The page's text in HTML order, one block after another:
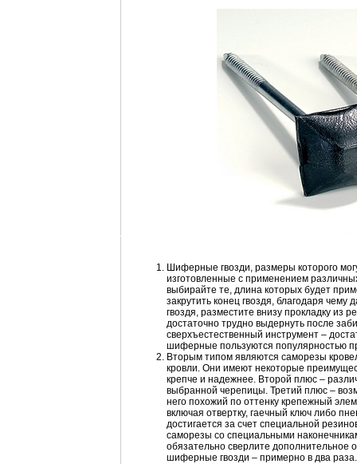
Шиферные гвозди, размеры которого
изготовленные с применением
выбирайте те, длина которых будет
закрутить конец гвоздя, благодаря
гвоздя, разместите внизу прокладку
достаточно трудно выдернуть после
сверхъестественный инструмент –
шиферные пользуются популярностью
Вторым типом являются саморезы
кровли. Они имеют некоторые
крепче и надежнее. Второй плюс –
выбранной черепицы. Третий плюс –
него похожий по оттенку крепежный
включая отвертку, гаечный ключ либо
достигается за счет специальной
саморезы со специальными
обязательно сверлите дополнительное
шиферные гвозди – примерно в два раза.